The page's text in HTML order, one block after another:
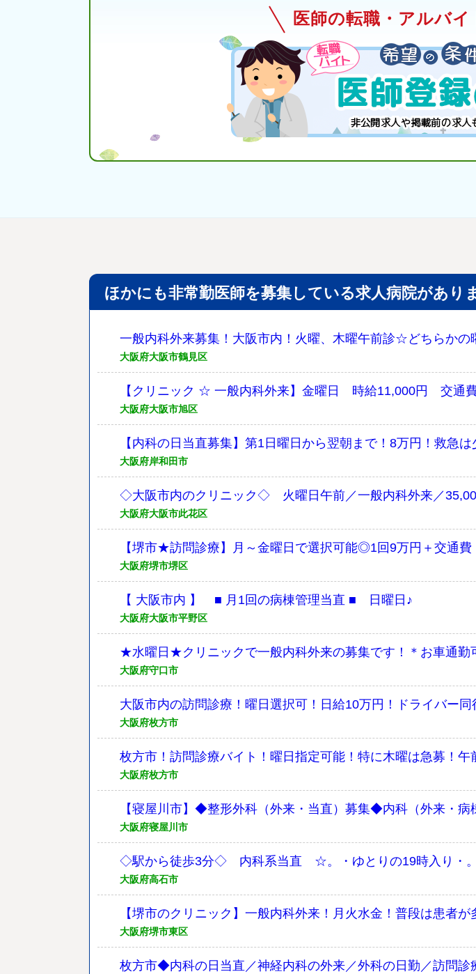
医師の転職・アルバ
ほかにも非常勤医師を募集している求人病院があり
一般内科外来募集！大阪市内！火曜、木曜午前診☆どちらか
大阪府大阪市鶴見区
【クリニック ☆ 一般内科外来】金曜日 時給11,000円 交通
大阪府大阪市旭区
【内科の日当直募集】第1日曜日から翌朝まで！8万円！救急は
大阪府岸和田市
◇大阪市内のクリニック◇ 火曜日午前／一般内科外来／
大阪府大阪市此花区
【堺市★訪問診療】月～金曜日で選択可能◎1回9万円＋交通費
大阪府堺市堺区
【 大阪市内 】 ■ 月1回の病棟管理当直 ■ 日曜日♪
大阪府大阪市平野区
★水曜日★クリニックで一般内科外来の募集です！＊お車通勤
大阪府守口市
大阪市内の訪問診療！曜日選択可！日給10万円！ドライバー同
大阪府枚方市
枚方市！訪問診療バイト！曜日指定可能！特に木曜は急募！午
大阪府枚方市
【寝屋川市】◆整形外科（外来・当直）募集◆内科（外来・
大阪府寝屋川市
◇駅から徒歩3分◇ 内科系当直 ☆。・ゆとりの19時入り・
大阪府高石市
【堺市のクリニック】一般内科外来！月火水金！普段は患者が
大阪府堺市東区
枚方市◆内科の日当直／神経内科の外来／外科の日勤／訪問